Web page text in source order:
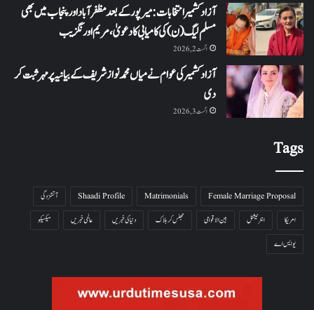
آزاد کشمیر انتخابات: میرپور کے بعد مظفرآباد اور پنجاب میں بھی
مسلم لیگ (ن) کی کامیابی کا دعویٰ، مریم اورنگزیب
اگست 2, 2026
آزاد کشمیر کی عوام نے میاں محمد نواز شریف کے بیانیہ پر مہر ثبت کر
دی
اگست 3, 2026
Tags
Female Marriage Proposal
Matrimonials
Shaadi Profile
آتشزدگی
امریکا
انٹرنیشنل بین الاقوامی جھلس کر ہلاک دنیا کی خبریں عالمی خبریں
میکسیکو
یو ایس اے